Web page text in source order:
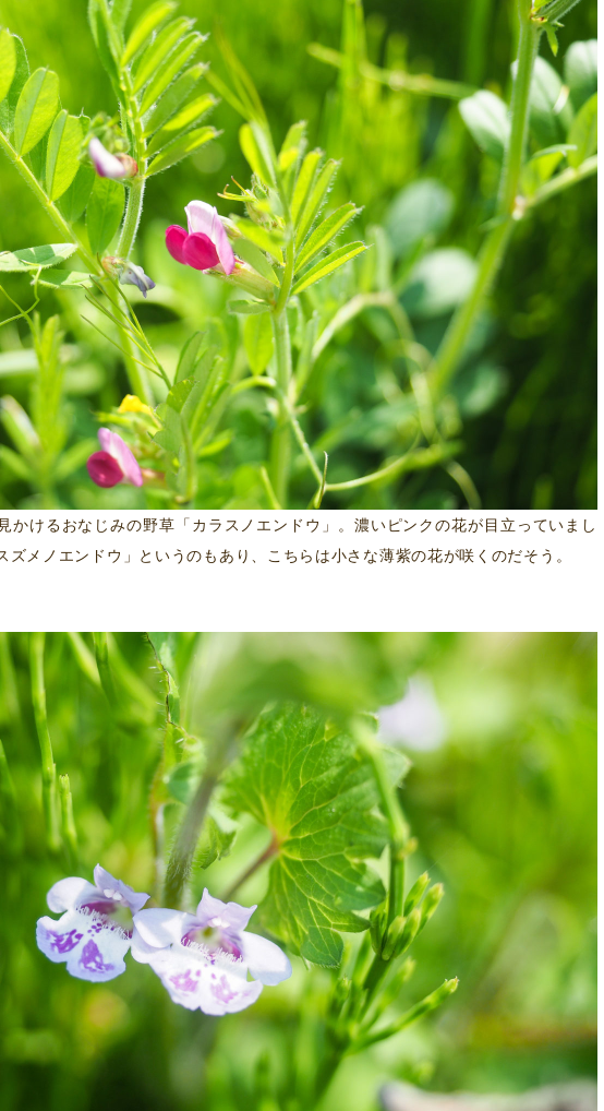
かけるおなじみの野草「カラスノエンドウ」。濃いピンクの花が目立っていまし
ズメノエンドウ」というのもあり、こちらは小さな薄紫の花が咲くのだそう。